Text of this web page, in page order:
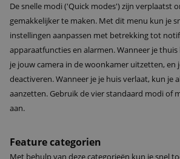
De snelle modi ('Quick modes') zijn verplaatst
gemakkelijker te maken. Met dit menu kun je
instellingen aanpassen met betrekking tot
apparaatfuncties en alarmen. Wanneer je
je jouw camera in de woonkamer uitzetten, en
deactiveren. Wanneer je je huis verlaat, kun je
aanzetten. Gebruik de vier standaard modi of
aan.
Feature categorien
Met behulp van deze categorieën kun je snel